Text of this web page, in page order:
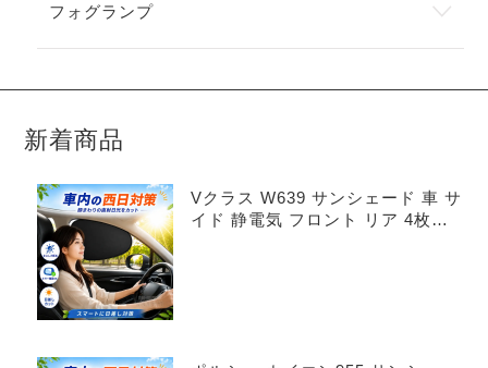
フォグランプ
新着商品
Vクラス W639 サンシェード 車 サ
イド 静電気 フロント リア 4枚セ